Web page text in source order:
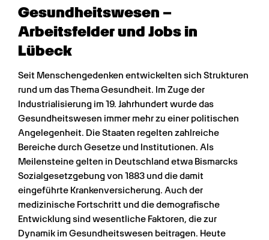
Gesundheits­wesen –
Arbeitsfelder und Jobs in
Lübeck
Seit Menschengedenken entwickelten sich Strukturen
rund um das Thema Gesundheit. Im Zuge der
Industrialisierung im 19. Jahrhundert wurde das
Gesundheitswesen immer mehr zu einer politischen
Angelegenheit. Die Staaten regelten zahlreiche
Bereiche durch Gesetze und Institutionen. Als
Meilensteine gelten in Deutschland etwa Bismarcks
Sozialgesetzgebung von 1883 und die damit
eingeführte Krankenversicherung. Auch der
medizinische Fortschritt und die demografische
Entwicklung sind wesentliche Faktoren, die zur
Dynamik im Gesundheitswesen beitragen. Heute